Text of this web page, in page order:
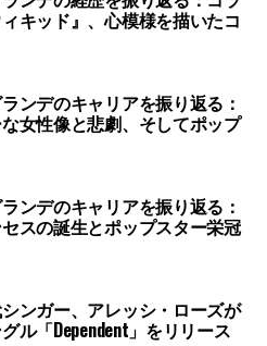
キッド』、心模様を描いたコ
ンデのキャリアを振り返る：
女性像と悲劇、そしてポップ
ンデのキャリアを振り返る：
スの誕生とポップスター栄冠
ンガー、アレッシ・ローズが
ル「Dependent」をリリース